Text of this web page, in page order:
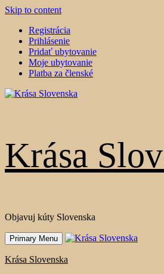
Skip to content
Registrácia
Prihlásenie
Pridať ubytovanie
Moje ubytovanie
Platba za členské
Krása
Objavuj kúty Slovenska
Primary Menu
Krása Slovenska